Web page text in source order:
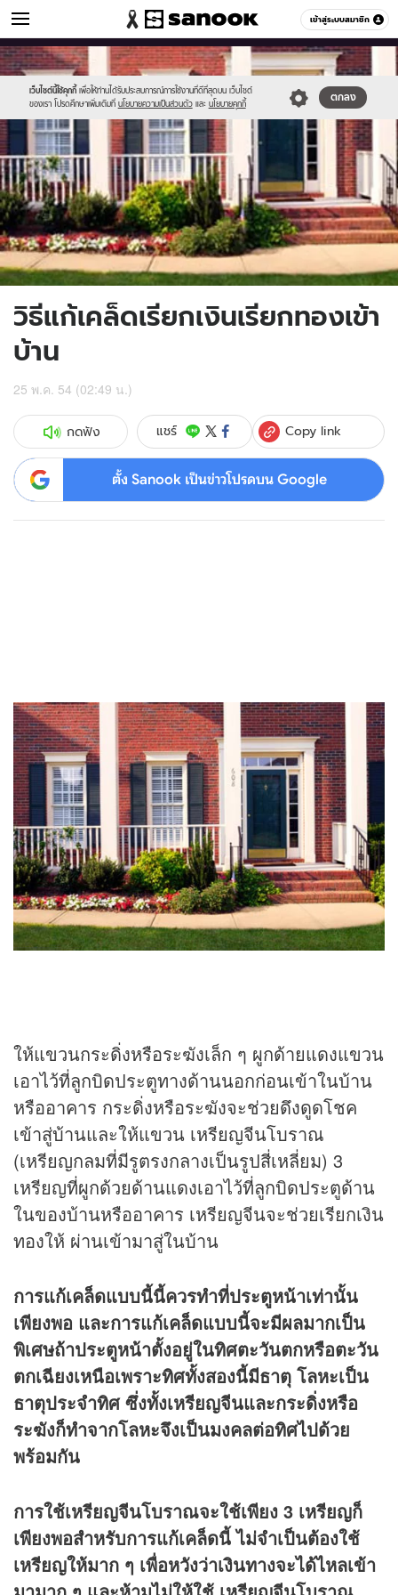
เข้าสู่ระบบสมาชิก
ดูดวง หมวดอื่นๆ
เว็บไซต์นี้ใช้คุกกี้ เพื่อให้ท่านได้รับประสบการณ์การใช้งานที่ดีที่สุดบน เว็บไซต์
ของเรา โปรดศึกษาเพิ่มเติมที่ นโยบายความเป็นส่วนตัว และ นโยบายคุกกี้
ตกลง
Sanook
//s.isanook.com/sr/0/images/logo-
new-
sanook.png
600
60
//s.isanook.com/ho/0/ud/2/14577/m-
1.jpg
วิธีแก้เคล็ดเรียกเงินเรียกทองเข้า
บ้าน
25 พ.ค. 54 (02:49 น.)
กดฟัง แชร์ Copy link
ตั้ง Sanook เป็นข่าวโปรดบน Google
ให้แขวนกระดิ่งหรือระฆังเล็ก ๆ ผูกด้ายแดงแขวน
เอาไว้ที่ลูกบิดประตูทางด้านนอกก่อนเข้าในบ้าน
หรืออาคาร กระดิ่งหรือระฆังจะช่วยดึงดูดโชค
เข้าสู่บ้านและให้แขวน เหรียญจีนโบราณ
(เหรียญกลมที่มีรูตรงกลางเป็นรูปสี่เหลี่ยม) 3
เหรียญที่ผูกด้วยด้านแดงเอาไว้ที่ลูกบิดประตูด้าน
ในของบ้านหรืออาคาร เหรียญจีนจะช่วยเรียกเงิน
ทองให้ ผ่านเข้ามาสู่ในบ้าน
การแก้เคล็ดแบบนี้นี้ควรทำที่ประตูหน้าเท่านั้น
เพียงพอ และการแก้เคล็ดแบบนี้จะมีผลมากเป็น
พิเศษถ้าประตูหน้าตั้งอยู่ในทิศตะวันตกหรือตะวัน
ตกเฉียงเหนือเพราะทิศทั้งสองนี้มีธาตุ โลหะเป็น
ธาตุประจำทิศ ซึ่งทั้งเหรียญจีนและกระดิ่งหรือ
ระฆังก็ทำจากโลหะจึงเป็นมงคลต่อทิศไปด้วย
พร้อมกัน
การใช้เหรียญจีนโบราณจะใช้เพียง 3 เหรียญก็
เพียงพอสำหรับการแก้เคล็ดนี้ ไม่จำเป็นต้องใช้
เหรียญให้มาก ๆ เพื่อหวังว่าเงินทางจะได้ไหลเข้า